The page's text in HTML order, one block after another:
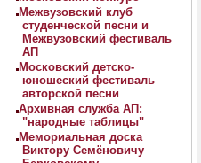
Межвузовский клуб
студенческой песни и
Межвузовский фестиваль
АП
Московский детско-
юношеский фестиваль
авторской песни
Архивная служба АП:
"народные таблицы"
Мемориальная доска
Виктору Семёновичу